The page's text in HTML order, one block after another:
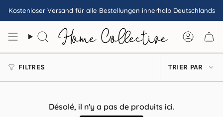
contenu
de
page
Kostenloser Versand für alle Bestellungen innerhalb Deutschlands
Recherche Compte
FILTRES
TRIER
PAR
TRIER PAR
Désolé, il n'y a pas de produits ici.